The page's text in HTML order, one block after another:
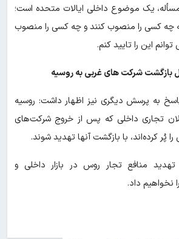
یک موضوع داخلی ایالات متحده است؛
چه کسی را منصوب کنند و چه کسی را منصوب
این را تایید کنم.
بازگشت شرکت های غربی به روسیه
به پرسش دیگری نیز اظهار داشت: روسیه
تجاری داخلی که پس از خروج شرکت‌های
پُر کرده‌اند، با بازگشت آنها تهدید شوند.
تهدید منافع تجار روس در بازار داخلی و
نخواهیم داد.